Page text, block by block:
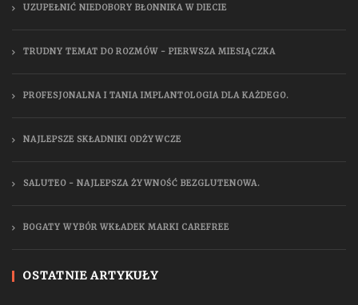
UZUPEŁNIĆ NIEDOBORY BŁONNIKA W DIECIE
TRUDNY TEMAT DO ROZMÓW - PIERWSZA MIESIĄCZKA
PROFESJONALNA I TANIA IMPLANTOLOGIA DLA KAŻDEGO.
NAJLEPSZE SKŁADNIKI ODŻYWCZE
SALUTEO - NAJLEPSZA ŻYWNOŚĆ BEZGLUTENOWA.
BOGATY WYBÓR WKŁADEK MARKI CAREFREE
OSTATNIE ARTYKUŁY